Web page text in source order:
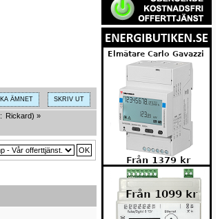
ÄMNET SKRIV UT
Rickard) »